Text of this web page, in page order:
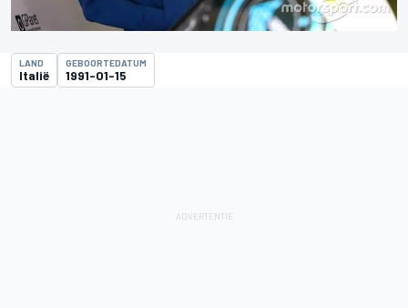
LAND
Italië
GEBOORTEDATUM
1991-01-15